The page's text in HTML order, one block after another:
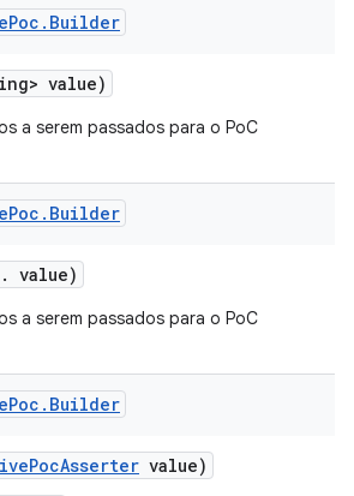
Poc . Builder
value)
a serem passados ​​para o PoC
Poc . Builder
. value)
a serem passados ​​para o PoC
Poc . Builder
PocAsserter value)